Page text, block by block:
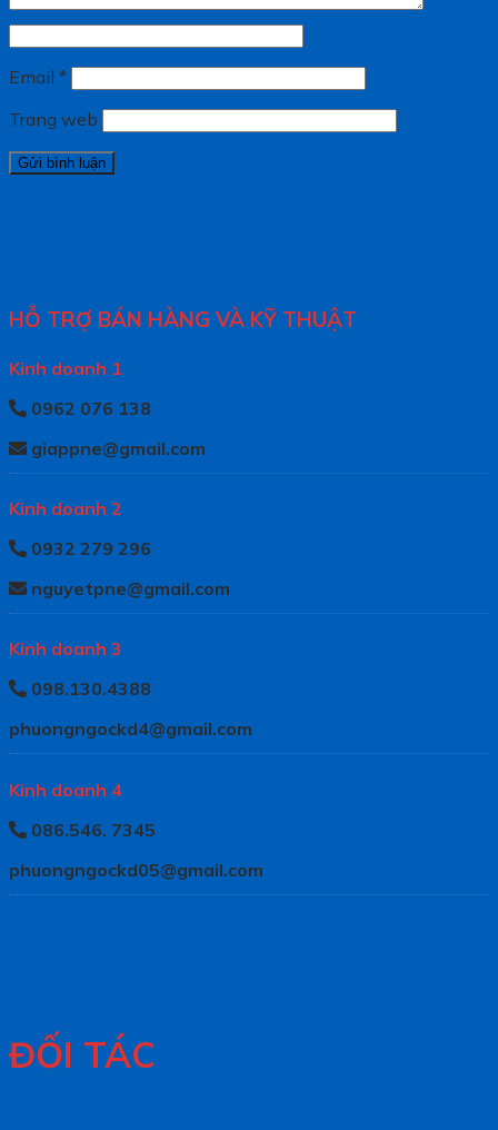
Email *
Trang web
HỖ TRỢ BÁN HÀNG VÀ KỸ THUẬT
Kinh doanh 1
0962 076 138
giappne@gmail.com
Kinh doanh 2
0932 279 296
nguyetpne@gmail.com
Kinh doanh 3
098.130.4388
phuongngockd4@gmail.com
Kinh doanh 4
086.546. 7345
phuongngockd05@gmail.com
ĐỐI TÁC